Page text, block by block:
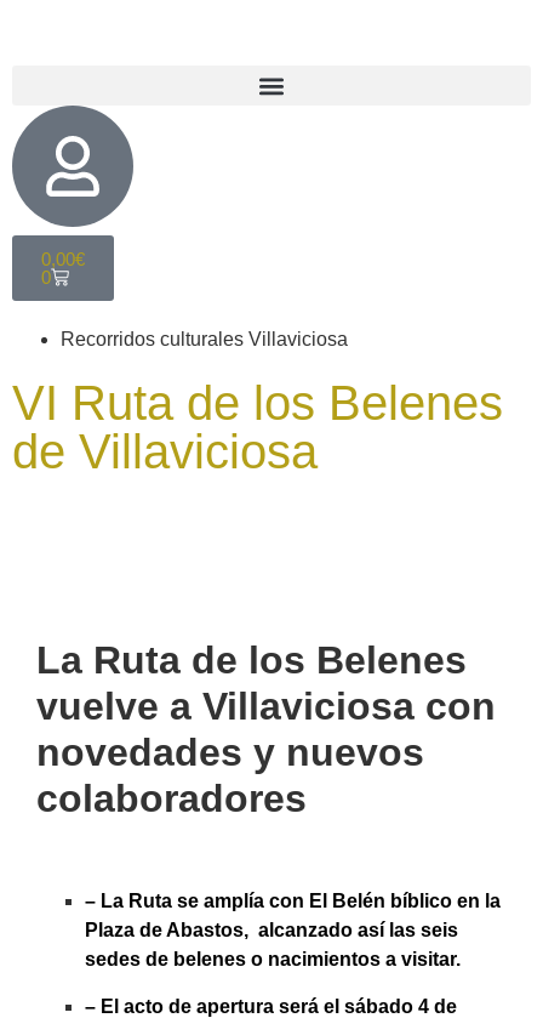
0,00€
0
Recorridos culturales Villaviciosa
VI Ruta de los Belenes
de Villaviciosa
La Ruta de los Belenes
vuelve a Villaviciosa con
novedades y nuevos
colaboradores
– La Ruta se amplía con El Belén bíblico en la
Plaza de Abastos, alcanzado así las seis
sedes de belenes o nacimientos a visitar.
– El acto de apertura será el sábado 4 de